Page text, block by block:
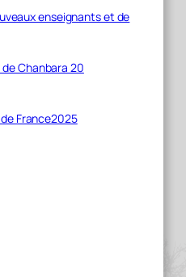
enseignants et de
Chanbara 20
France2025